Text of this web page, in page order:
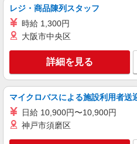
レジ・商品陳列スタッフ
時給 1,300円
大阪市中央区
詳細を見る
マイクロバスによる施設利用者送
日給 10,900円〜10,900円
神戸市須磨区